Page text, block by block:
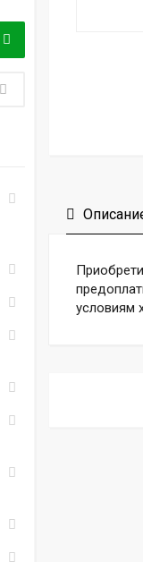
условиям